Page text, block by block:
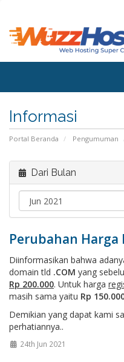
Informasi
Portal Beranda Pengumuman
Dari Bulan
Perubahan Harga
Diinformasikan bahwa
domain tld .COM yang
Rp 200.000. Untuk harga
masih sama yaitu Rp
Demikian yang dapat kami
perhatiannya..
24th Jun 2021